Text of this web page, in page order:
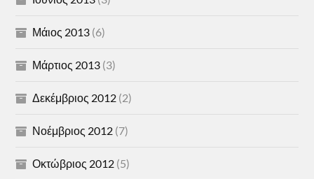
Μάιος 2013 (6)
Μάρτιος 2013 (3)
Δεκέμβριος 2012 (2)
Νοέμβριος 2012 (7)
Οκτώβριος 2012 (5)